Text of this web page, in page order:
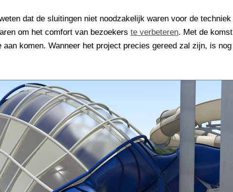
dat de sluitingen niet noodzakelijk waren voor de techniek
om het comfort van bezoekers te verbeteren. Met de komst
aan komen. Wanneer het project precies gereed zal zijn, is nog